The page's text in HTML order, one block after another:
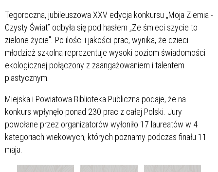
Tegoroczna, jubileuszowa XXV edycja konkursu „Moja Ziemia -
Czysty Świat” odbyła się pod hasłem „Ze śmieci szycie to
zielone życie". Po ilości i jakości prac, wynika, że dzieci i
młodzież szkolna reprezentuje wysoki poziom świadomości
ekologicznej połączony z zaangażowaniem i talentem
plastycznym.
Miejska i Powiatowa Biblioteka Publiczna podaje, że na
konkurs wpłynęło ponad 230 prac z całej Polski. Jury
powołane przez organizatorów wyłoniło 17 laureatów w 4
kategoriach wiekowych, których poznamy podczas finału 11
maja.